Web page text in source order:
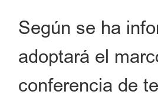
Según se ha
adoptará el
conferencia de